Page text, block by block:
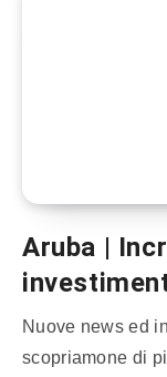
Aruba |
Nuove news ed
scopriamone di